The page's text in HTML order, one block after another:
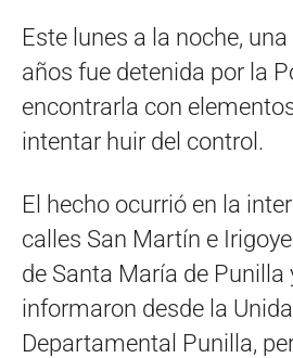
Este lunes a la noche,
años fue detenida por la
encontrarla con
intentar huir del control.
El hecho ocurrió en la
calles San Martín e
de Santa María de Punilla
informaron desde la
Departamental Punilla,